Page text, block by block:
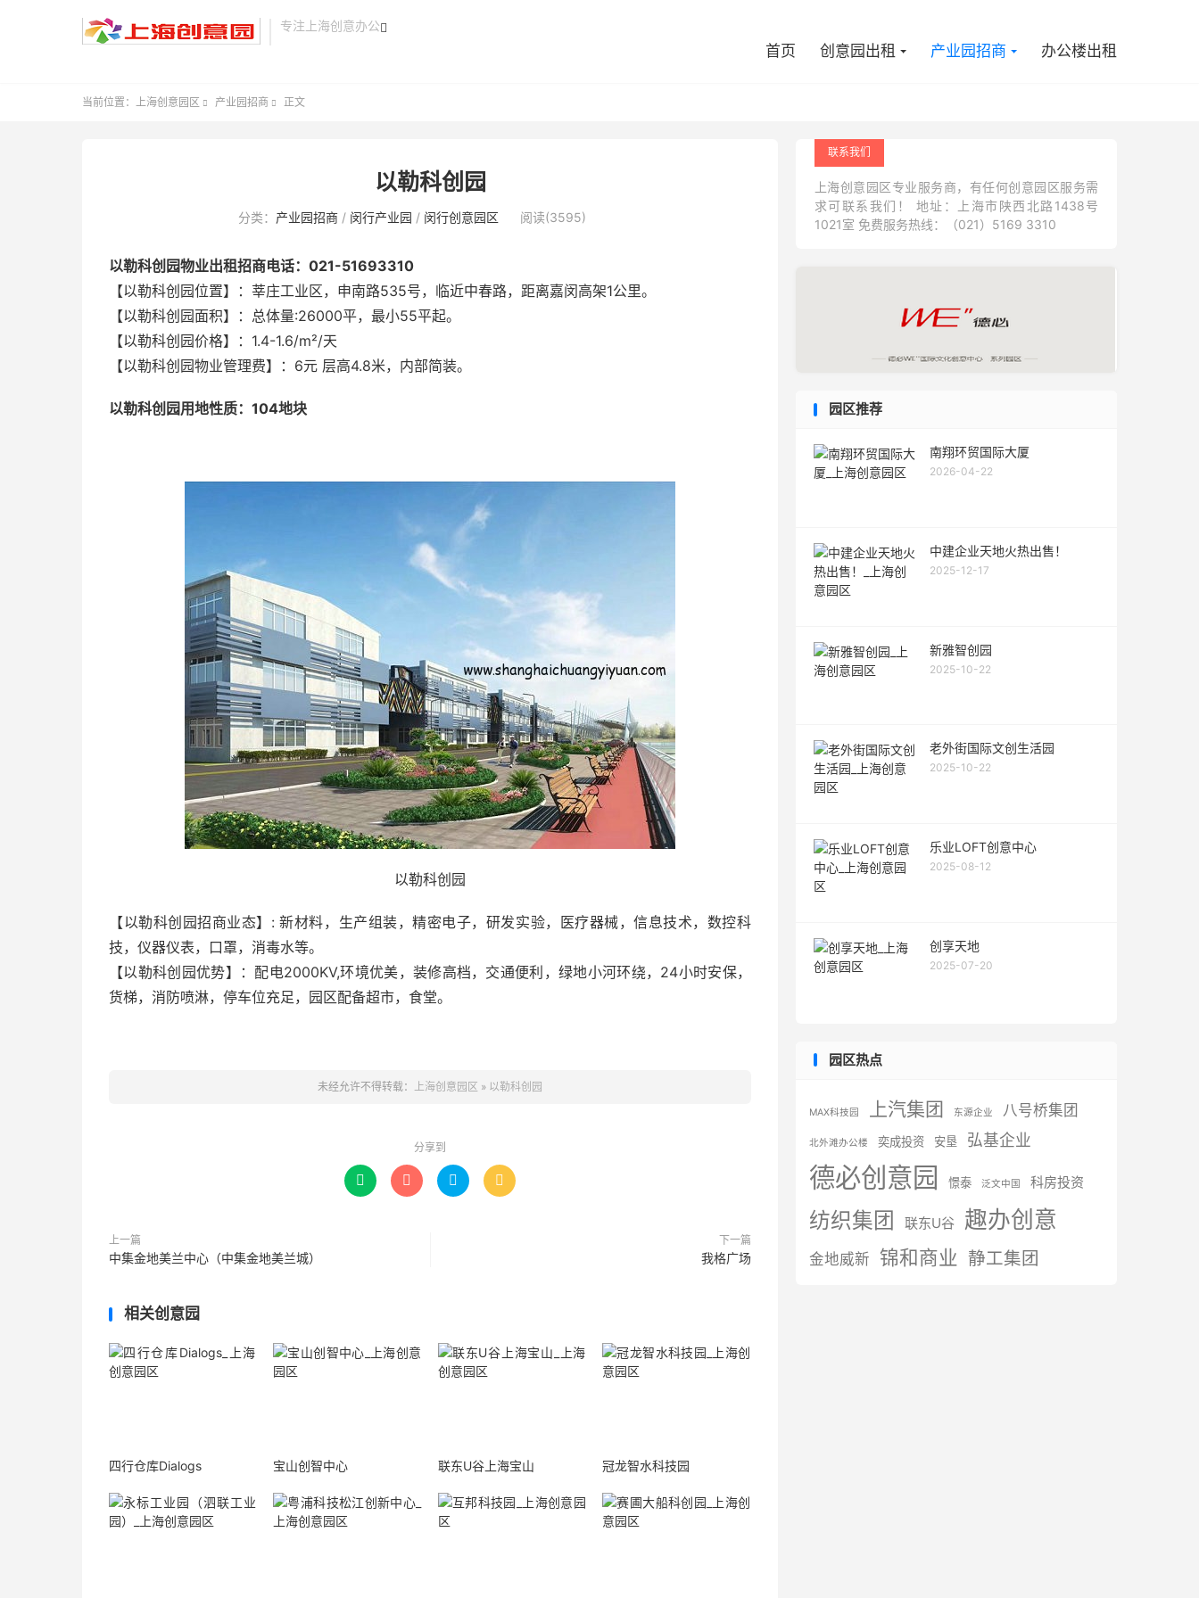
专注上海创意办公 
首页 创意园出租 产业园招商 办公楼出租
当前位置： 上海创意园区  产业园招商  正文
以勒科创园
分类： 产业园招商 / 闵行产业园 / 闵行创意园区 阅读(3595)
以勒科创园物业出租招商电话：021-51693310
【以勒科创园位置】：莘庄工业区，申南路535号，临近中春路，距离嘉闵高架1公里。
【以勒科创园面积】：总体量:26000平，最小55平起。
【以勒科创园价格】：1.4-1.6/m²/天
【以勒科创园物业管理费】：6元 层高4.8米，内部简装。
以勒科创园用地性质：104地块
以勒科创园
【以勒科创园招商业态】: 新材料，生产组装，精密电子，研发实验，医疗器械，信息技术，数控科
技，仪器仪表，口罩，消毒水等。
【以勒科创园优势】：配电2000KV,环境优美，装修高档，交通便利，绿地小河环绕，24小时安保，
货梯，消防喷淋，停车位充足，园区配备超市，食堂。
未经允许不得转载： 上海创意园区 » 以勒科创园
分享到
   
上一篇
中集金地美兰中心（中集金地美兰城）
下一篇
我格广场
相关创意园
四行仓库Dialogs 宝山创智中心 联东U谷上海宝山 冠龙智水科技园
联系我们
上海创意园区专业服务商，有任何创意园区服务需
求可联系我们！ 地址：上海市陕西北路1438号
1021室 免费服务热线：（021）5169 3310
园区推荐
南翔环贸国际大厦
2026-04-22
中建企业天地火热出售！
2025-12-17
新雅智创园
2025-10-22
老外街国际文创生活园
2025-10-22
乐业LOFT创意中心
2025-08-12
创享天地
2025-07-20
园区热点
MAX科技园 上汽集团 东源企业 八号桥集团
北外滩办公楼 奕成投资 安垦 弘基企业
德必创意园 憬泰 泛文中国 科房投资
纺织集团 联东U谷 趣办创意
金地威新 锦和商业 静工集团